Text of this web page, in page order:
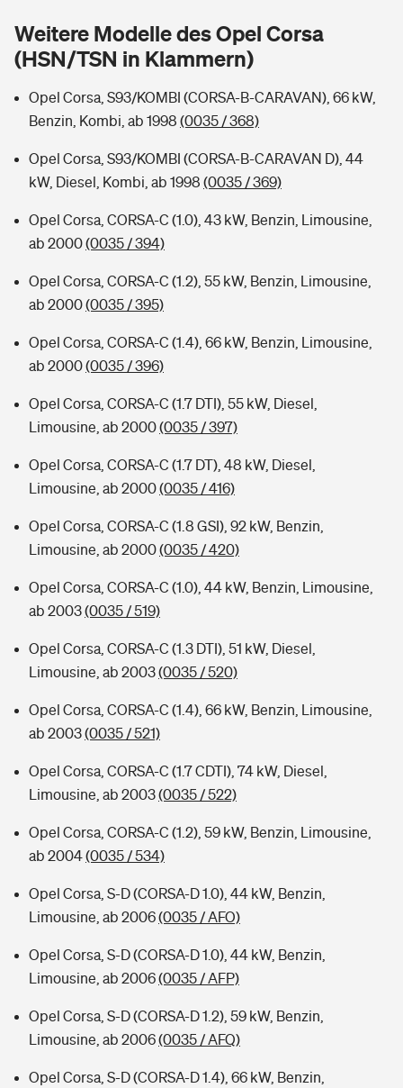
Hochwasser-Check: Wie gefährdet ist Ihr Haus?
Sie haben Fragen?
Private Cyberversicherung
Zur Übersicht
Tools
Kinderunfall-Check: Mehr Sicherheit für deine Kids
Typklassen: So ist Ihr Auto eingestuft
Sie haben Fragen?
Rentenrechner: Wie viel Geld bekomme ich im Alter?
Weitere Modelle des Opel Corsa
(HSN/TSN in Klammern)
Opel Corsa, S93/KOMBI (CORSA-B-CARAVAN), 66 kW,
Benzin, Kombi, ab 1998 (0035 / 368)
Opel Corsa, S93/KOMBI (CORSA-B-CARAVAN D), 44
kW, Diesel, Kombi, ab 1998 (0035 / 369)
Opel Corsa, CORSA-C (1.0), 43 kW, Benzin, Limousine,
ab 2000(0035 / 394)
Opel Corsa, CORSA-C (1.2), 55 kW, Benzin, Limousine,
ab 2000(0035 / 395)
Opel Corsa, CORSA-C (1.4), 66 kW, Benzin, Limousine,
ab 2000(0035 / 396)
Opel Corsa, CORSA-C (1.7 DTI), 55 kW, Diesel,
Limousine, ab 2000(0035 / 397)
Opel Corsa, CORSA-C (1.7 DT), 48 kW, Diesel,
Limousine, ab 2000(0035 / 416)
Opel Corsa, CORSA-C (1.8 GSI), 92 kW, Benzin,
Limousine, ab 2000(0035 / 420)
Opel Corsa, CORSA-C (1.0), 44 kW, Benzin, Limousine,
ab 2003(0035 / 519)
Opel Corsa, CORSA-C (1.3 DTI), 51 kW, Diesel,
Limousine, ab 2003(0035 / 520)
Opel Corsa, CORSA-C (1.4), 66 kW, Benzin, Limousine,
ab 2003(0035 / 521)
Opel Corsa, CORSA-C (1.7 CDTI), 74 kW, Diesel,
Limousine, ab 2003(0035 / 522)
Opel Corsa, CORSA-C (1.2), 59 kW, Benzin, Limousine,
ab 2004(0035 / 534)
Opel Corsa, S-D (CORSA-D 1.0), 44 kW, Benzin,
Limousine, ab 2006(0035 / AFO)
Opel Corsa, S-D (CORSA-D 1.0), 44 kW, Benzin,
Limousine, ab 2006(0035 / AFP)
Opel Corsa, S-D (CORSA-D 1.2), 59 kW, Benzin,
Limousine, ab 2006(0035 / AFQ)
Opel Corsa, S-D (CORSA-D 1.4), 66 kW, Benzin,